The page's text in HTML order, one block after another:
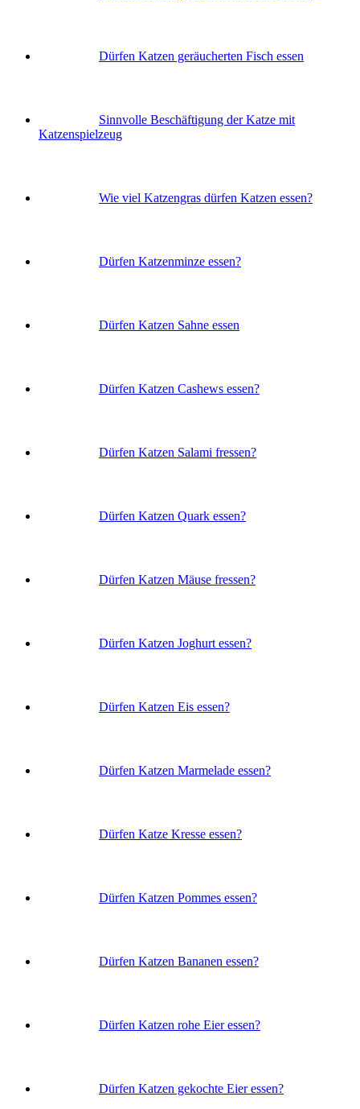
Dürfen Katzen geräucherten Fisch essen
Sinnvolle Beschäftigung der Katze mit
Katzenspielzeug
Wie viel Katzengras dürfen Katzen essen?
Dürfen Katzenminze essen?
Dürfen Katzen Sahne essen
Dürfen Katzen Cashews essen?
Dürfen Katzen Salami fressen?
Dürfen Katzen Quark essen?
Dürfen Katzen Mäuse fressen?
Dürfen Katzen Joghurt essen?
Dürfen Katzen Eis essen?
Dürfen Katzen Marmelade essen?
Dürfen Katze Kresse essen?
Dürfen Katzen Pommes essen?
Dürfen Katzen Bananen essen?
Dürfen Katzen rohe Eier essen?
Dürfen Katzen gekochte Eier essen?